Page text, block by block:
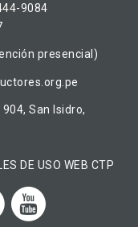
9084
presencial)
San Isidro,
DE USO WEB CTP